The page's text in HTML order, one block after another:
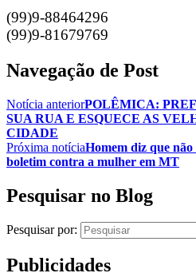
(99)9-88464296
(99)9-81679769
Navegação de Post
Notícia anteriorPOLÊMICA:
SUA RUA E ESQUECE AS
CIDADE
Próxima notíciaHomem diz que
boletim contra a mulher em MT
Pesquisar no Blog
Pesquisar por:
Publicidades